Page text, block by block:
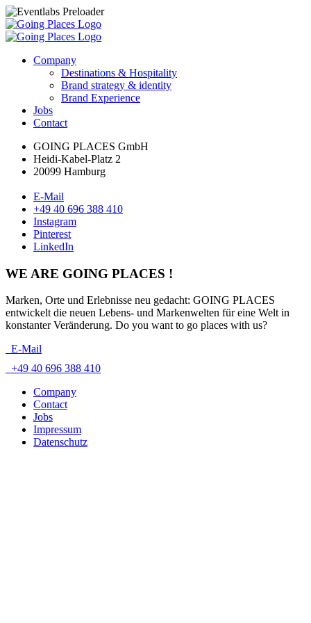
Company
Destinations & Hospitality
Brand strategy & identity
Brand Experience
Jobs
Contact
GOING PLACES GmbH
Heidi-Kabel-Platz 2
20099 Hamburg
E-Mail
+49 40 696 388 410
Instagram
Pinterest
LinkedIn
WE ARE GOING PLACES !
Marken, Orte und Erlebnisse neu gedacht: GOING PLACES
entwickelt die neuen Lebens- und Markenwelten für eine Welt in
konstanter Veränderung. Do you want to go places with us?
E-Mail
+49 40 696 388 410
Company
Contact
Jobs
Impressum
Datenschutz